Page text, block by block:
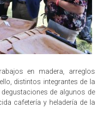
en madera, arreglos
distintos integrantes de la
de algunos de
cafetería y heladería de la